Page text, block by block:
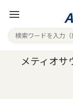
メティオサ